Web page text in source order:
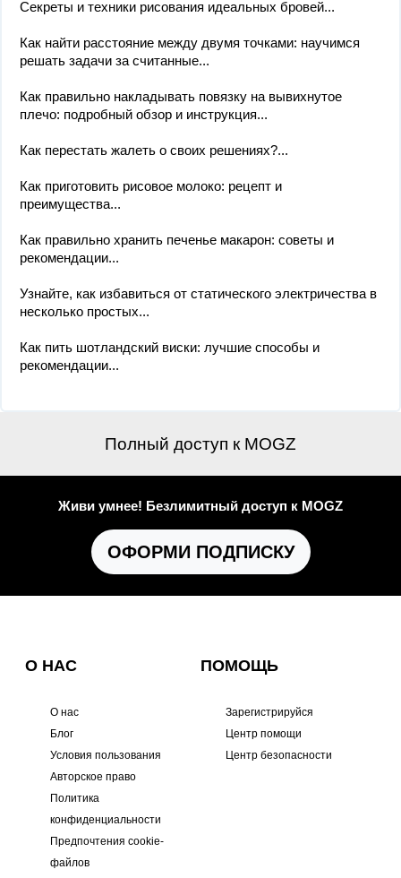
Секреты и техники рисования идеальных бровей...
Как найти расстояние между двумя точками: научимся
решать задачи за считанные...
Как правильно накладывать повязку на вывихнутое
плечо: подробный обзор и инструкция...
Как перестать жалеть о своих решениях?...
Как приготовить рисовое молоко: рецепт и
преимущества...
Как правильно хранить печенье макарон: советы и
рекомендации...
Узнайте, как избавиться от статического электричества в
несколько простых...
Как пить шотландский виски: лучшие способы и
рекомендации...
Полный доступ к MOGZ
Живи умнее! Безлимитный доступ к MOGZ
ОФОРМИ ПОДПИСКУ
О НАС
О нас
Блог
Условия пользования
Авторское право
Политика
конфиденциальности
Предпочтения cookie-
файлов
ПОМОЩЬ
Зарегистрируйся
Центр помощи
Центр безопасности